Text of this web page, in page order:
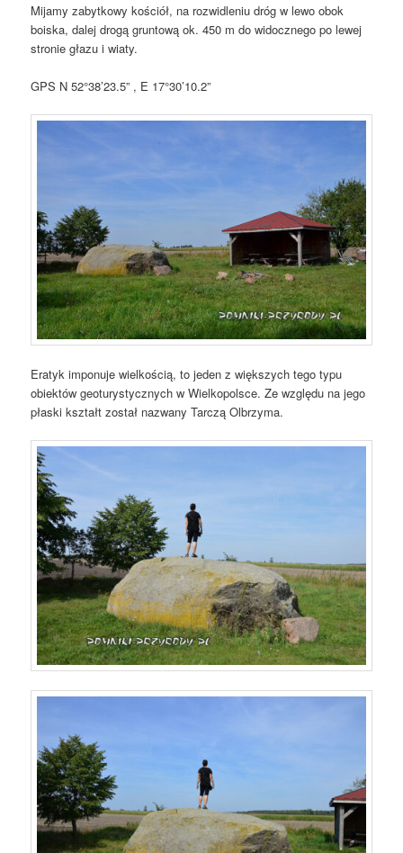
Mijamy zabytkowy kościół, na rozwidleniu dróg w lewo obok
boiska, dalej drogą gruntową ok. 450 m do widocznego po lewej
stronie głazu i wiaty.
GPS N 52°38’23.5” , E 17°30’10.2”
Eratyk imponuje wielkością, to jeden z większych tego typu
obiektów geoturystycznych w Wielkopolsce. Ze względu na jego
płaski kształt został nazwany Tarczą Olbrzyma.